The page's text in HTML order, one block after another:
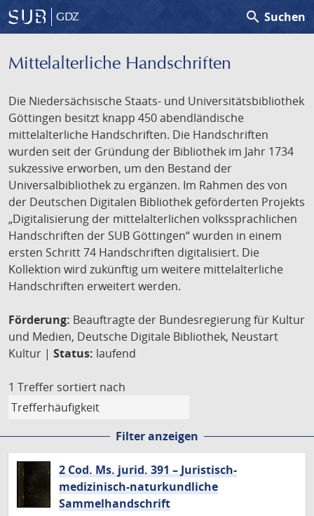
GDZ search Suchen
Mittelalterliche Handschriften
Die Niedersächsische Staats- und Universitätsbibliothek
Göttingen besitzt knapp 450 abendländische
mittelalterliche Handschriften. Die Handschriften
wurden seit der Gründung der Bibliothek im Jahr 1734
sukzessive erworben, um den Bestand der
Universalbibliothek zu ergänzen. Im Rahmen des von
der Deutschen Digitalen Bibliothek geförderten Projekts
„Digitalisierung der mittelalterlichen volkssprachlichen
Handschriften der SUB Göttingen“ wurden in einem
ersten Schritt 74 Handschriften digitalisiert. Die
Kollektion wird zukünftig um weitere mittelalterliche
Handschriften erweitert werden.
Förderung: Beauftragte der Bundesregierung für Kultur
und Medien, Deutsche Digitale Bibliothek, Neustart
Kultur | Status: laufend
1 Treffer sortiert nach
Filter anzeigen
2 Cod. Ms. jurid. 391 – Juristisch-
medizinisch-naturkundliche
Sammelhandschrift